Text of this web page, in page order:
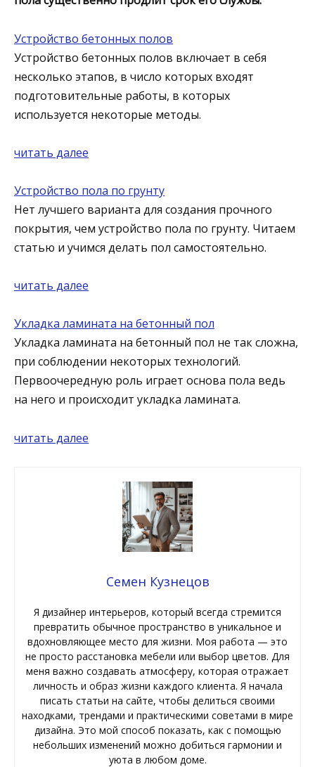
Устройство бетонных полов
Устройство бетонных полов включает в себя
несколько этапов, в число которых входят
подготовительные работы, в которых
используется некоторые методы.
читать далее
Устройство пола по грунту
Нет лучшего варианта для создания прочного
покрытия, чем устройство пола по грунту. Читаем
статью и учимся делать пол самостоятельно.
читать далее
Укладка ламината на бетонный пол
Укладка ламината на бетонный пол не так сложна,
при соблюдении некоторых технологий.
Первоочередную роль играет основа пола ведь
на него и происходит укладка ламината.
читать далее
Семен Кузнецов
Я дизайнер интерьеров, который всегда стремится
превратить обычное пространство в уникальное и
вдохновляющее место для жизни. Моя работа — это
не просто расстановка мебели или выбор цветов. Для
меня важно создавать атмосферу, которая отражает
личность и образ жизни каждого клиента. Я начала
писать статьи на сайте, чтобы делиться своими
находками, трендами и практическими советами в мире
дизайна. Это мой способ показать, как с помощью
небольших изменений можно добиться гармонии и
уюта в любом доме.